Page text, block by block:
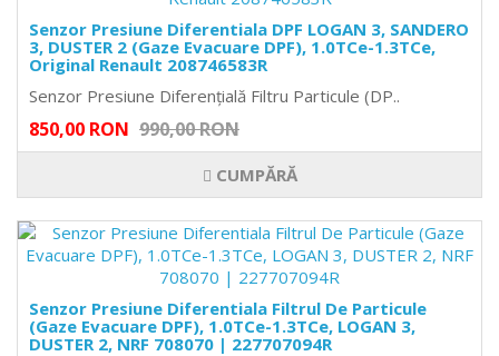
Senzor Presiune Diferentiala DPF LOGAN 3, SANDERO
3, DUSTER 2 (Gaze Evacuare DPF), 1.0TCe-1.3TCe,
Original Renault 208746583R
Senzor Presiune Diferențială Filtru Particule (DP..
850,00 RON 990,00 RON
CUMPĂRĂ
Senzor Presiune Diferentiala Filtrul De Particule
(Gaze Evacuare DPF), 1.0TCe-1.3TCe, LOGAN 3,
DUSTER 2, NRF 708070 | 227707094R